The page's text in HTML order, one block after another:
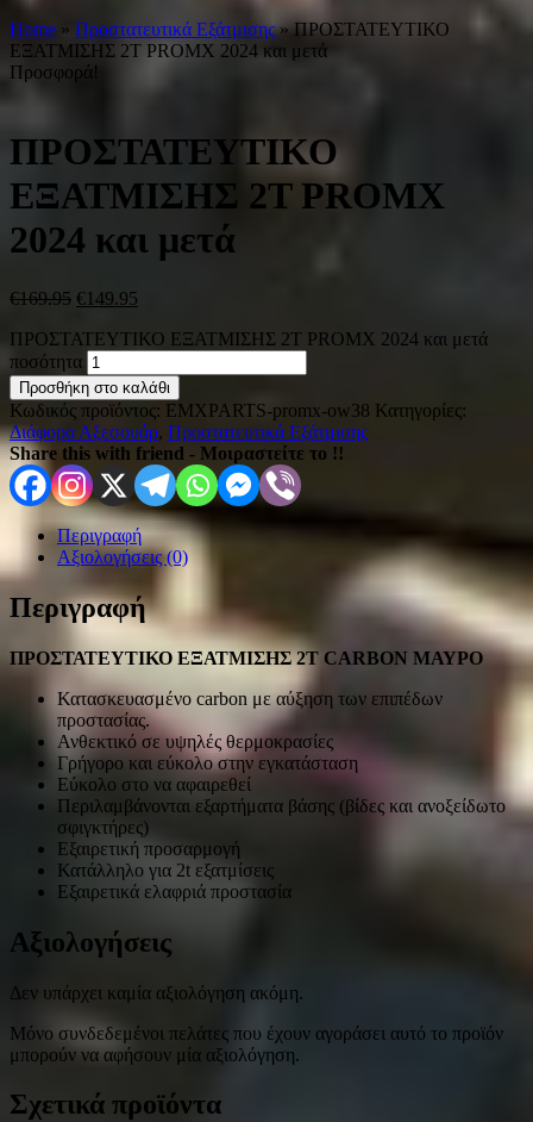
Home » Προστατευτικά Εξάτμισης» ΠΡΟΣΤΑΤΕΥΤΙΚΟ
ΕΞΑΤΜΙΣΗΣ 2T PROMX 2024 και μετά
Προσφορά!
ΠΡΟΣΤΑΤΕΥΤΙΚΟ
ΕΞΑΤΜΙΣΗΣ 2T PROMX
2024 και μετά
€169.95 €149.95
ΠΡΟΣΤΑΤΕΥΤΙΚΟ ΕΞΑΤΜΙΣΗΣ 2T PROMX 2024 και μετά
ποσότητα
Προσθήκη στο καλάθι
Κωδικός προϊόντος: EMXPARTS-promx-ow38 Κατηγορίες:
Διάφορα Αξεσουάρ, Προστατευτικά Εξάτμισης
Share this with friend - Μοιραστείτε το !!
Περιγραφή
Αξιολογήσεις (0)
Περιγραφή
ΠΡΟΣΤΑΤΕΥΤΙΚΟ ΕΞΑΤΜΙΣΗΣ 2T CARBON ΜΑΥΡΟ
Κατασκευασμένο carbon με αύξηση των επιπέδων
προστασίας.
Ανθεκτικό σε υψηλές θερμοκρασίες
Γρήγορο και εύκολο στην εγκατάσταση
Εύκολο στο να αφαιρεθεί
Περιλαμβάνονται εξαρτήματα βάσης (βίδες και ανοξείδωτο
σφιγκτήρες)
Εξαιρετική προσαρμογή
Κατάλληλο για 2t εξατμίσεις
Εξαιρετικά ελαφριά προστασία
Αξιολογήσεις
Δεν υπάρχει καμία αξιολόγηση ακόμη.
Μόνο συνδεδεμένοι πελάτες που έχουν αγοράσει αυτό το προϊόν
μπορούν να αφήσουν μία αξιολόγηση.
Σχετικά προϊόντα